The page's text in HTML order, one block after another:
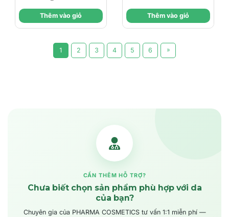
Chống Lão Hóa Da
Thêm vào giỏ
MOISTURISING
CREAM / KEM
DƯỠNG CẤP ẨM VÀ
BẢO VỆ DA
Thêm vào giỏ
1 2 3 4 5 6 »
CẦN THÊM HỖ TRỢ?
Chưa biết chọn sản phẩm phù hợp với da
của bạn?
Chuyên gia của PHARMA COSMETICS tư vấn 1:1 miễn phí —